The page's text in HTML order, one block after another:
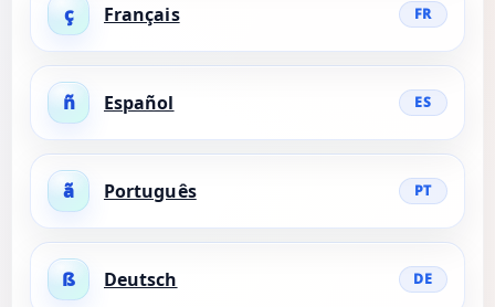
ç Français FR
ñ Español ES
ã Português PT
ß Deutsch DE